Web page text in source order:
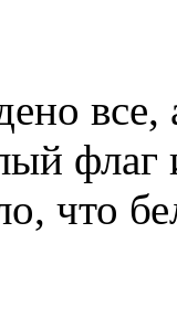
все,
флаг
что